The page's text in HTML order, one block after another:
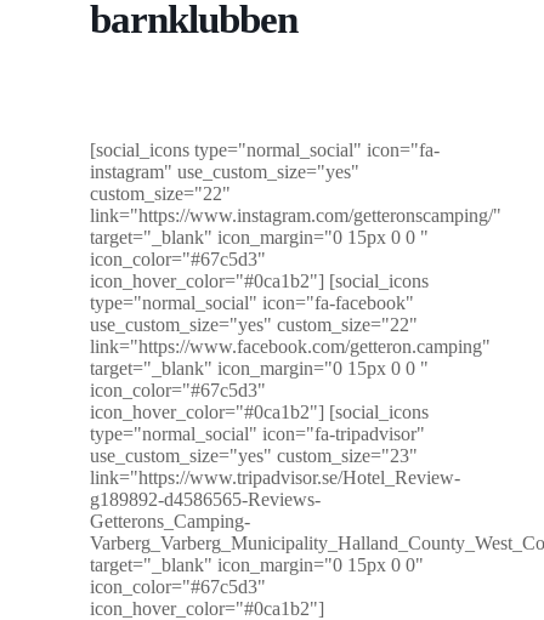
barnklubben
[social_icons type="normal_social" icon="fa-
instagram" use_custom_size="yes"
custom_size="22"
link="https://www.instagram.com/getteronscamping/"
target="_blank" icon_margin="0 15px 0 0 "
icon_color="#67c5d3"
icon_hover_color="#0ca1b2"] [social_icons
type="normal_social" icon="fa-facebook"
use_custom_size="yes" custom_size="22"
link="https://www.facebook.com/getteron.camping"
target="_blank" icon_margin="0 15px 0 0 "
icon_color="#67c5d3"
icon_hover_color="#0ca1b2"] [social_icons
type="normal_social" icon="fa-tripadvisor"
use_custom_size="yes" custom_size="23"
link="https://www.tripadvisor.se/Hotel_Review-
g189892-d4586565-Reviews-
Getterons_Camping-
target="_blank" icon_margin="0 15px 0 0"
icon_color="#67c5d3"
icon_hover_color="#0ca1b2"]